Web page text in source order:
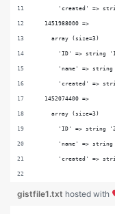
'created' =>
  1451988000 =>
    array (size=3)
'ID' => string
'name' => string
'created' =>
  1452074400 =>
    array (size=3)
'ID' => string
'name' => string
'created' =>
gistfile1.txt hosted with